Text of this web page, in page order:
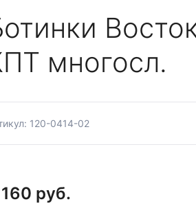
многосл.
120-0414-02
руб.